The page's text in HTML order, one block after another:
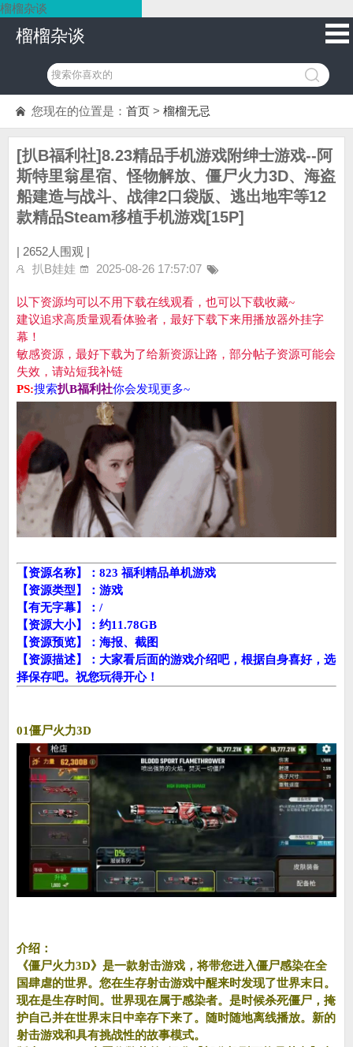
榴榴杂谈
榴榴杂谈
您现在的位置是： 首页 > 榴榴无忌
[扒B福利社]8.23精品手机游戏附绅士游戏--阿
斯特里翁星宿、怪物解放、僵尸火力3D、海盗
船建造与战斗、战律2口袋版、逃出地牢等12
款精品Steam移植手机游戏[15P]
| 2652人围观 |
扒B娃娃
2025-08-26 17:57:07
以下资源均可以不用下载在线观看，也可以下载收藏~
建议追求高质量观看体验者，最好下载下来用播放器外挂字
幕！
敏感资源，最好下载为了给新资源让路，部分帖子资源可能会
失效，请站短我补链
PS:搜索扒B福利社你会发现更多~
【资源名称】：823 福利精品单机游戏
【资源类型】：游戏
【有无字幕】：/
【资源大小】：约11.78GB
【资源预览】：海报、截图
【资源描述】：大家看后面的游戏介绍吧，根据自身喜好，选
择保存吧。祝您玩得开心！
01僵尸火力3D
介绍：
《僵尸火力3D》是一款射击游戏，将带您进入僵尸感染在全
国肆虐的世界。您在生存射击游戏中醒来时发现了世界末日。
现在是生存时间。世界现在属于感染者。是时候杀死僵尸，掩
护自己并在世界末日中幸存下来了。随时随地离线播放。新的
射击游戏和具有挑战性的故事模式。